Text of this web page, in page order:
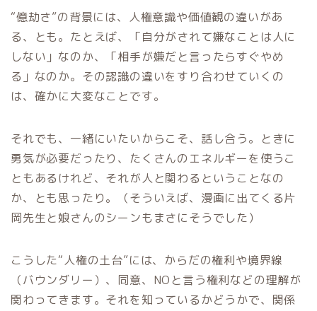
“億劫さ”の背景には、人権意識や価値観の違いがあ
る、とも。たとえば、「自分がされて嫌なことは人に
しない」なのか、「相手が嫌だと言ったらすぐやめ
る」なのか。その認識の違いをすり合わせていくの
は、確かに大変なことです。
それでも、一緒にいたいからこそ、話し合う。ときに
勇気が必要だったり、たくさんのエネルギーを使うこ
ともあるけれど、それが人と関わるということなの
か、とも思ったり。（そういえば、漫画に出てくる片
岡先生と娘さんのシーンもまさにそうでした）
こうした“人権の土台”には、からだの権利や境界線
（バウンダリー）、同意、NOと言う権利などの理解が
関わってきます。それを知っているかどうかで、関係